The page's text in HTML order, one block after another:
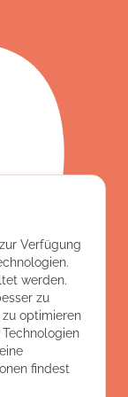
Verfügung
werden.
zu
optimieren
findest